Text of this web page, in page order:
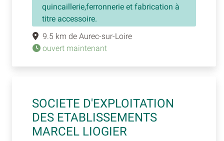
quincaillerie,ferronnerie et fabrication à
titre accessoire.
9.5 km de Aurec-sur-Loire
ouvert maintenant
SOCIETE D'EXPLOITATION
DES ETABLISSEMENTS
MARCEL LIOGIER